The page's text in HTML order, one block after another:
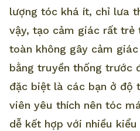
lượng tóc khá ít, chỉ lưa
vậy, tạo cảm giác rất trẻ
toàn không gây cảm
bằng truyền thống trước
đặc biệt là các bạn ở độ
viên yêu thích nên tóc
dễ kết hợp với nhiều